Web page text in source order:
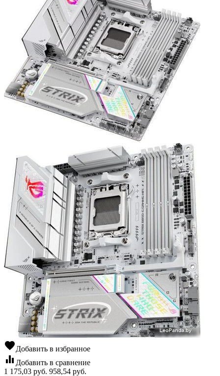
favoriteДобавить в избранное
equalizer Добавить в сравнение
1 175,03 руб. 958,54 руб.